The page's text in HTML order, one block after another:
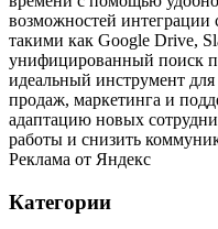
возможностей
такими как Google Drive,
унифицированный поиск
идеальный инструмент
продаж, маркетинга и
адаптацию новых
работы и снизить
Реклама от Яндекс
Категории